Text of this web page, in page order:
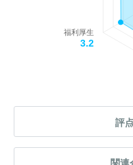
福利厚生
3.2
評